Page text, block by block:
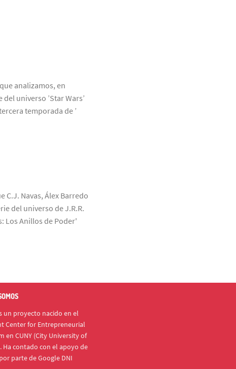
analizamos, en
universo ’Star Wars’
temporada de ’
C.J. Navas, Álex Barredo
del universo de J.R.R.
Los Anillos de Poder'
un proyecto nacido en el
Center for Entrepreneurial
en CUNY (City University of
Ha contado con el apoyo de
parte de Google DNI